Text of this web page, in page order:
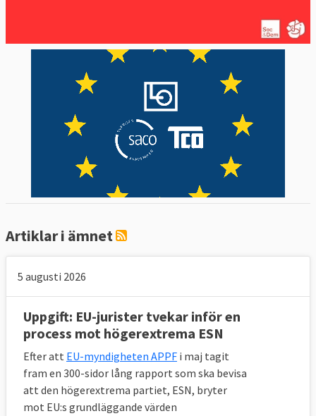
Artiklar i ämnet
5 augusti 2026
Uppgift: EU-jurister tvekar inför en
process mot högerextrema ESN
Efter att EU-myndigheten APPF i maj tagit
fram en 300-sidor lång rapport som ska bevisa
att den högerextrema partiet, ESN, bryter
mot EU:s grundläggande värden